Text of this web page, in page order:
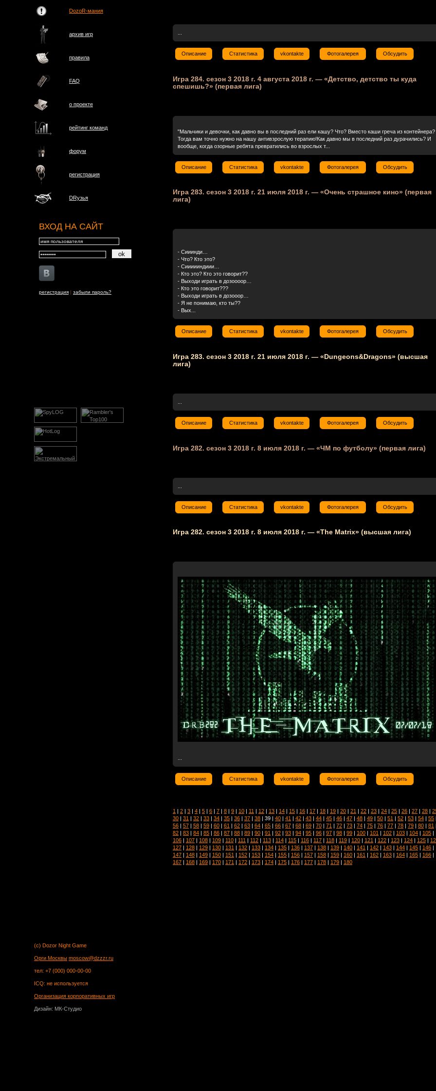
DozoR-мания
архив игр
правила
FAQ
о проектe
рейтинг команд
форум
регистрация
DRузья
ВХОД НА САЙТ
регистрация | забыли пароль?
Описание Статистика vkontakte Фотогалерея Обсудить
Игра 284. сезон 3 2018 г. 4 августа 2018 г. — «Детство, детство ты куда
спешишь?» (первая лига)
"Мальчики и девочки, как давно вы в последний раз ели кашу? Что? Вместо каши греча из контейнера?
Тогда вам точно нужно на нашу антивзрослую терапию!Как давно мы в последний раз дурачились? И
вообще, когда озорные ребята превратились во взрослых т...
Описание Статистика vkontakte Фотогалерея Обсудить
Игра 283. сезон 3 2018 г. 21 июля 2018 г. — «Очень страшное кино» (первая
лига)
- Сииинди…
- Что? Кто это?
- Сиииииндиии…
- Кто это? Кто это говорит??
- Выходи играть в дозоооор…
- Кто это говорит???
- Выходи играть в дозооор…
- Я не понимаю, кто ты??
- Вых...
Описание Статистика vkontakte Фотогалерея Обсудить
Игра 283. сезон 3 2018 г. 21 июля 2018 г. — «Dungeons&Dragons» (высшая
лига)
Описание Статистика vkontakte Фотогалерея Обсудить
Игра 282. сезон 3 2018 г. 8 июля 2018 г. — «ЧМ по футболу» (первая лига)
Описание Статистика vkontakte Фотогалерея Обсудить
Игра 282. сезон 3 2018 г. 8 июля 2018 г. — «The Matrix» (высшая лига)
Описание Статистика vkontakte Фотогалерея Обсудить
1 | 2 | 3 | 4 | 5 | 6 | 7 | 8 | 9 | 10 | 11 | 12 | 13 | 14 | 15 | 16 | 17 | 18 | 19 | 20 | 21 | 22 | 23 | 24 | 25 | 26 | 27 | 28 |
30 | 31 | 32 | 33 | 34 | 35 | 36 | 37 | 38 | 39 | 40 | 41 | 42 | 43 | 44 | 45 | 46 | 47 | 48 | 49 | 50 | 51 | 52 | 53 | 54 | 55
56 | 57 | 58 | 59 | 60 | 61 | 62 | 63 | 64 | 65 | 66 | 67 | 68 | 69 | 70 | 71 | 72 | 73 | 74 | 75 | 76 | 77 | 78 | 79 | 80 | 81
82 | 83 | 84 | 85 | 86 | 87 | 88 | 89 | 90 | 91 | 92 | 93 | 94 | 95 | 96 | 97 | 98 | 99 | 100 | 101 | 102 | 103 | 104 | 105 |
106 | 107 | 108 | 109 | 110 | 111 | 112 | 113 | 114 | 115 | 116 | 117 | 118 | 119 | 120 | 121 | 122 | 123 | 124 | 125 |
127 | 128 | 129 | 130 | 131 | 132 | 133 | 134 | 135 | 136 | 137 | 138 | 139 | 140 | 141 | 142 | 143 | 144 | 145 | 146 |
147 | 148 | 149 | 150 | 151 | 152 | 153 | 154 | 155 | 156 | 157 | 158 | 159 | 160 | 161 | 162 | 163 | 164 | 165 | 166 |
167 | 168 | 169 | 170 | 171 | 172 | 173 | 174 | 175 | 176 | 177 | 178 | 179 | 180
(c) Dozor Night Game
Орги Москвы moscow@dzzzr.ru
тел: +7 (000) 000-00-00
ICQ: не используется
Организация корпоративных игр
Дизайн: МК-Студио